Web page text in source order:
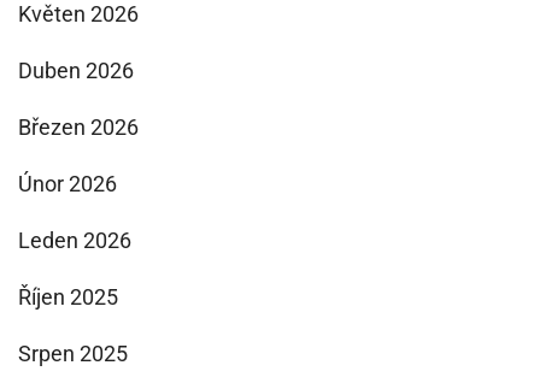
Květen 2026
Duben 2026
Březen 2026
Únor 2026
Leden 2026
Říjen 2025
Srpen 2025